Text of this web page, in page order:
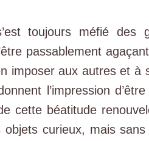
toujours méfié des
passablement
imposer aux autres et à
l’im­pression
cette béatitude
objets curieux, mais